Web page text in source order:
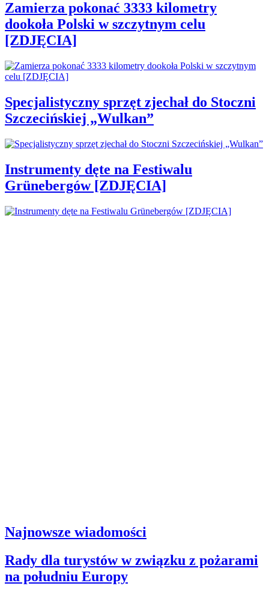
Zamierza pokonać 3333 kilometry
dookoła Polski w szczytnym celu
[ZDJĘCIA]
Specjalistyczny sprzęt zjechał do Stoczni
Szczecińskiej „Wulkan”
Instrumenty dęte na Festiwalu
Grünebergów [ZDJĘCIA]
Najnowsze wiadomości
Rady dla turystów w związku z pożarami
na południu Europy